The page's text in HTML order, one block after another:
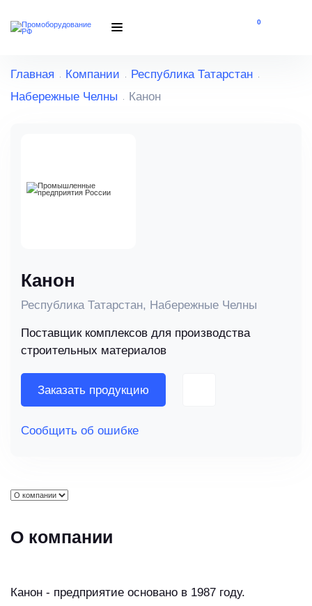
0
Главная Компании
Республика Татарстан
Набережные Челны
Канон
Канон
Республика Татарстан, Набережные Челны
Поставщик комплексов для производства
строительных материалов
Заказать продукцию
Сообщить об ошибке
О компании
Канон - предприятие основано в 1987 году.